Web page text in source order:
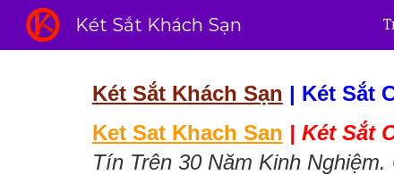
Két Sắt Khách Sạn
Két Sắt Khách Sạn | Két Sắt
Ket Sat Khach San | Két Sắt
Tín Trên 30 Năm Kinh